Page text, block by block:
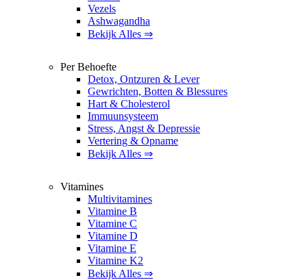
Vezels
Ashwagandha
Bekijk Alles ⇒
Per Behoefte
Detox, Ontzuren & Lever
Gewrichten, Botten & Blessures
Hart & Cholesterol
Immuunsysteem
Stress, Angst & Depressie
Vertering & Opname
Bekijk Alles ⇒
Vitamines
Multivitamines
Vitamine B
Vitamine C
Vitamine D
Vitamine E
Vitamine K2
Bekijk Alles ⇒